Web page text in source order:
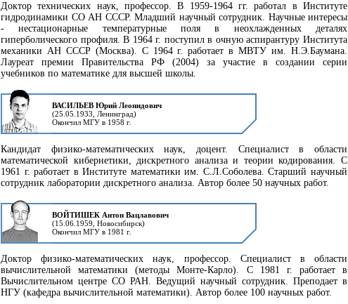
Доктор технических наук, профессор. В 1959-1964 гг. работал в Институте
гидродинамики СО АН СССР. Младший научный сотрудник. Научные интересы
- нестационарные температурные поля в неохлажденных деталях
гиперболического профиля. В 1964 г. поступил в очную аспирантуру Института
механики АН СССР (Москва). С 1964 г. работает в МВТУ им. Н.Э.Баумана.
Лауреат премии Правительства РФ (2004) за участие в создании серии
учебников по математике для высшей школы.
ВАСИЛЬЕВ Юрий Леонидович
(25.05.1933, Ленинград)
Окончил МГУ в 1958 г.
Кандидат физико-математических наук, доцент. Специалист в области
математической кибернетики, дискретного анализа и теории кодирования. С
1961 г. работает в Институте математики им. С.Л.Соболева. Старший научный
сотрудник лаборатории дискретного анализа. Автор более 50 научных работ.
ВОЙТИШЕК Антон Вацлавович
(15.06.1959, Новосибирск)
Окончил МГУ в 1981 г.
Доктор физико-математических наук, профессор. Специалист в области
вычислительной математики (методы Монте-Карло). С 1981 г. работает в
Вычислительном центре СО РАН. Ведущий научный сотрудник. Преподает в
НГУ (кафедра вычислительной математики). Автор более 100 научных работ.